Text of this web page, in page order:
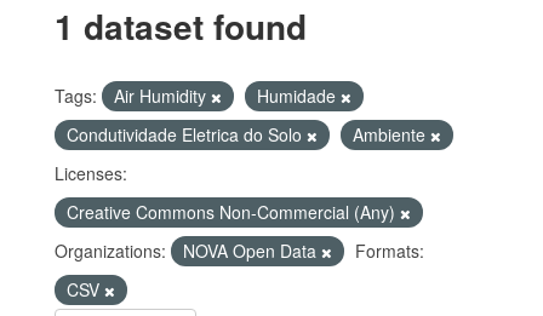
1 dataset found
Tags: Air Humidity
Humidade
Condutividade Eletrica do Solo
Ambiente
Licenses:
Creative Commons Non-Commercial (Any)
Organizations:
NOVA Open Data
Formats:
CSV